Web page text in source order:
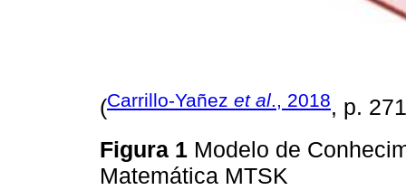
(Carrillo-Yañez et al., 2018, p. 271
Figura 1 Modelo de
Matemática MTSK